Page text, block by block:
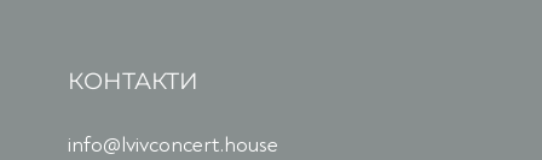
КОНТАКТИ
info@lvivconcert.house